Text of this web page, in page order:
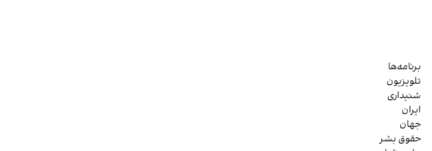
برنامه‌ها
تلویزیون
شنیداری
ایران
جهان
حقوق بشر